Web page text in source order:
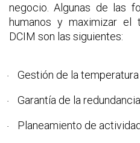
negocio. Algunas de las
humanos y maximizar el
DCIM son las siguientes:
· Gestión de la temperatura
· Garantía de la
· Planeamiento de